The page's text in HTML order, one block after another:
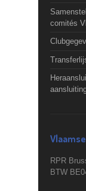
comités
RPR
BTW